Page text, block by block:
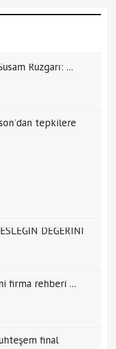
Rüzgarı: ...
tepkilere
DEĞERİNİ
firma rehberi ...
final